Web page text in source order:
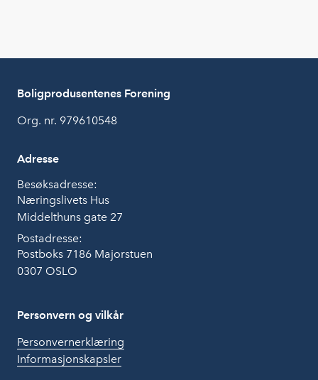
Boligprodusentenes Forening
Org. nr. 979610548
Adresse
Besøksadresse:
Næringslivets Hus
Middelthuns gate 27
Postadresse:
Postboks 7186 Majorstuen
0307 OSLO
Personvern og vilkår
Personvernerklæring
Informasjonskapsler